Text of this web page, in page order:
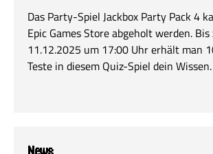
Das Party-Spiel Jackbox Party Pack 4
Epic Games Store abgeholt werden.
11.12.2025 um 17:00 Uhr erhält man
Teste in diesem Quiz-Spiel dein Wissen.